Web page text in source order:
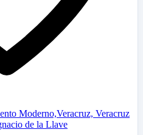
Moderno,Veracruz, Veracruz
de la Llave